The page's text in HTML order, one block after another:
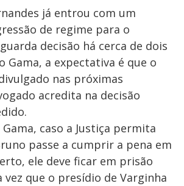
já entrou com um
de regime para o
decisão há cerca de dois
Gama, a expectativa é que o
nas próximas
acredita na decisão
caso a Justiça permita
passe a cumprir a pena em
ele deve ficar em prisão
que o presídio de Varginha